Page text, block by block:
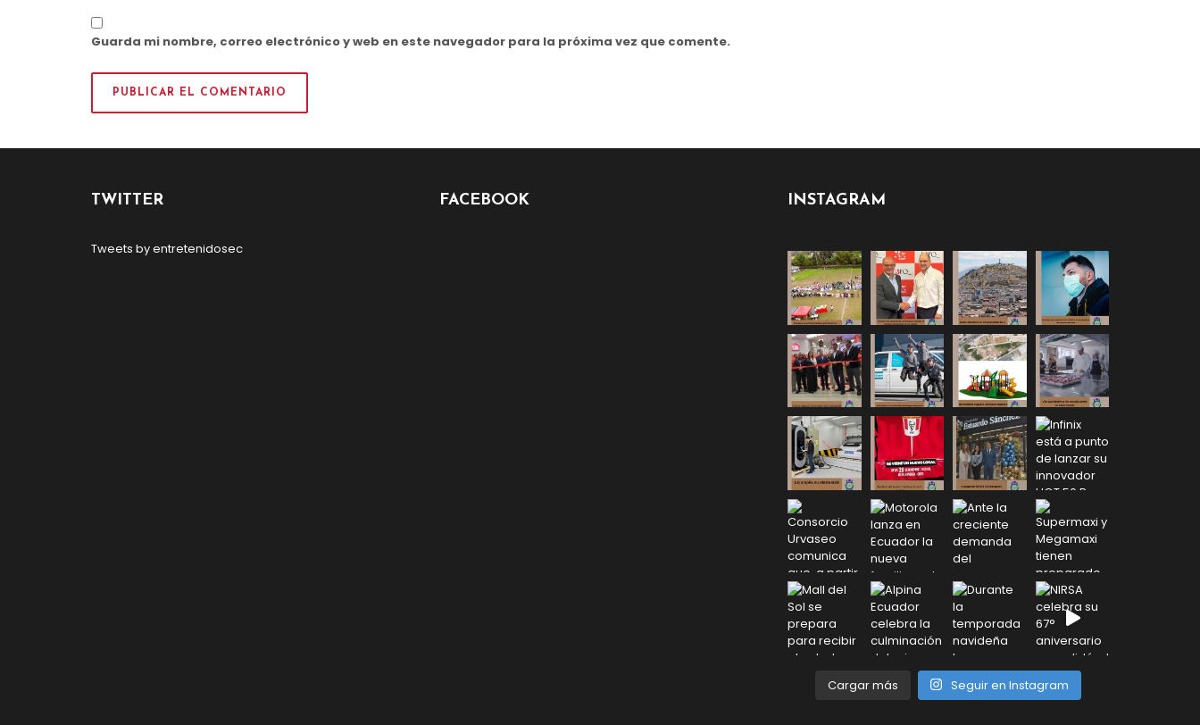
Guarda mi nombre, correo electrónico y web en este navegador para la próxima vez que comente.
TWITTER
Tweets by entretenidosec
FACEBOOK INSTAGRAM
Cargar más Seguir en Instagram